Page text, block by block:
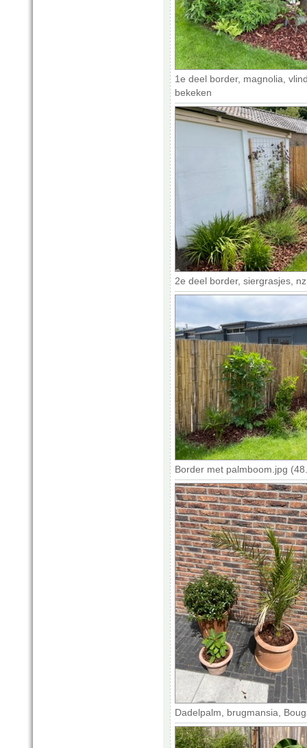
1e deel border, magnolia,
bekeken
2e deel border, siergrasjes,
Border met palmboom.jpg
Dadelpalm, brugmansia,